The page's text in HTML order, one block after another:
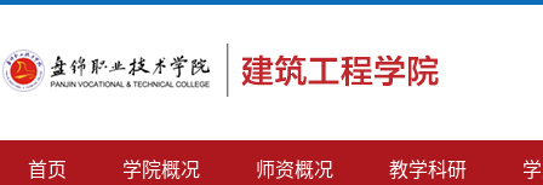
首页 学院概况 师资概况 教学科研